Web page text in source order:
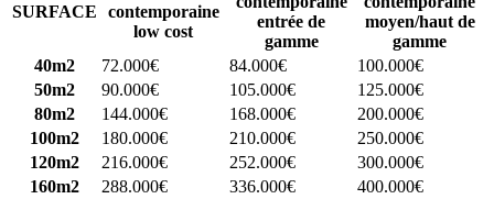
SURFACE
contemporaine
low cost
entrée de
gamme
moyen/haut de
gamme
40m2
72.000€ 84.000€
100.000€
50m2
90.000€ 105.000€
125.000€
80m2
144.000€ 168.000€
200.000€
100m2
180.000€ 210.000€
250.000€
120m2
216.000€ 252.000€
300.000€
160m2
288.000€ 336.000€
400.000€